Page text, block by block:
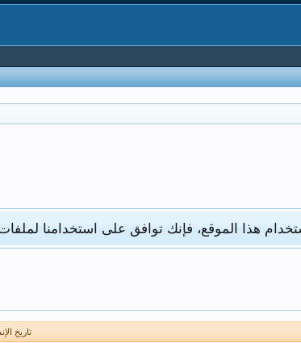
هذا الموقع، فإنك توافق على استخدامنا
تاريخ